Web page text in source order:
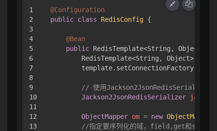
1
2
3
4
5
6
7
8
9
10
11
12
13
@Configuration
public class RedisConfig {
@Bean
public RedisTemplate<String, Object>
RedisTemplate<String, Object>
// 使用Jackson2JsonRedisSerializer来
Jackson2JsonRedisSerializer
ObjectMapper om = new ObjectMapper
//指定要序列化的域，field,get和set，